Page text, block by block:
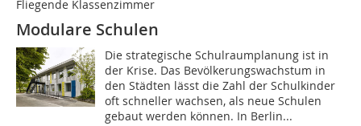
Fliegende Klassenzimmer
Modulare Schulen
Die strategische Schulraumplanung ist in
der Krise. Das Bevölkerungswachstum in
den Städten lässt die Zahl der Schulkinder
oft schneller wachsen, als neue Schulen
gebaut werden können. In Berlin...